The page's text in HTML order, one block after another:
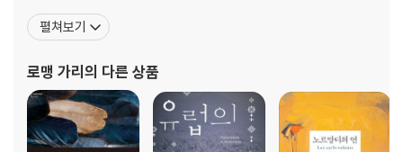
의 소피아, 볼리비아의 라파스, 미국 뉴욕과 로스앤젤레스에 체류했
다. 1949년 『거대한 옷장』을 펴냈고, 『하늘의 뿌리』로 1956년 공쿠
그를 만나 결혼하였고, 여러 편의 시나리
펼쳐보기
로맹 가리 의 다른 상품